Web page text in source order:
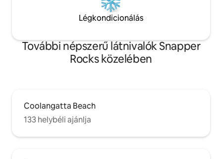
Légkondicionálás
További népszerű látnivalók Snapper
Rocks közelében
Coolangatta Beach
133 helybéli ajánlja